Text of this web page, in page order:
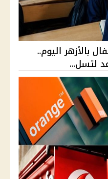
بالأزهر اليوم..
لتسل...